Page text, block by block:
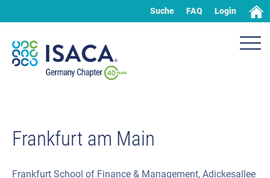
Suche FAQ Login
Frankfurt am Main
Frankfurt School of Finance & Management, Adickesallee